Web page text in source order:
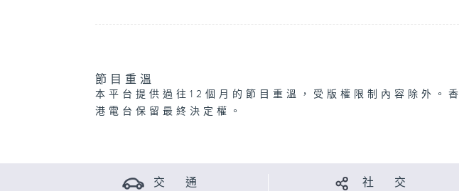
節目重溫
本平台提供過往12個月的節目重溫，受版權限制內容除外。香
港電台保留最終決定權。
交 通 社 交